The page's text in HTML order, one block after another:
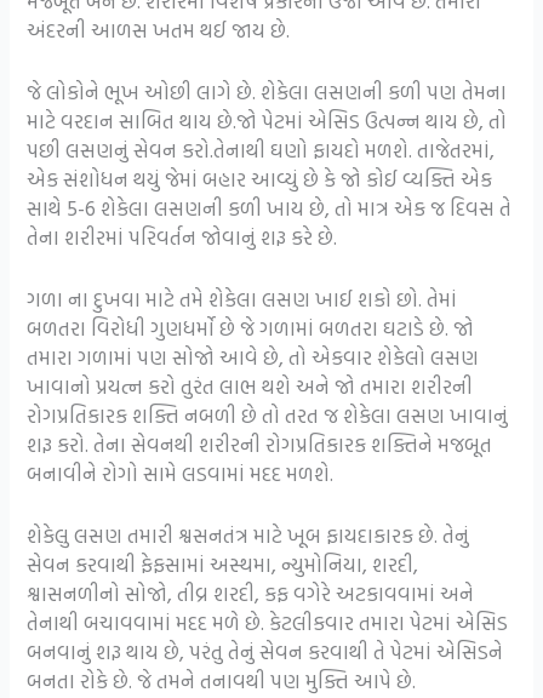
અંદરની આળસ ખતમ થઈ જાય છે.
જે લોકોને ભૂખ ઓછી લાગે છે. શેકેલા લસણની કળી પણ તેમના
માટે વરદાન સાબિત થાય છે.જો પેટમાં એસિડ ઉત્પન્ન થાય છે, તો
પછી લસણનું સેવન કરો.તેનાથી ઘણો ફાયદો મળશે. તાજેતરમાં,
એક સંશોધન થયું જેમાં બહાર આવ્યું છે કે જો કોઈ વ્યક્તિ એક
સાથે 5-6 શેકેલા લસણની કળી ખાય છે, તો માત્ર એક જ દિવસ તે
તેના શરીરમાં પરિવર્તન જોવાનું શરૂ કરે છે.
ગળા ના દુખવા માટે તમે શેકેલા લસણ ખાઈ શકો છો. તેમાં
બળતરા વિરોધી ગુણધર્મો છે જે ગળામાં બળતરા ઘટાડે છે. જો
તમારા ગળામાં પણ સોજો આવે છે, તો એકવાર શેકેલો લસણ
ખાવાનો પ્રયત્ન કરો તુરંત લાભ થશે અને જો તમારા શરીરની
રોગપ્રતિકારક શક્તિ નબળી છે તો તરત જ શેકેલા લસણ ખાવાનું
શરૂ કરો. તેના સેવનથી શરીરની રોગપ્રતિકારક શક્તિને મજબૂત
બનાવીને રોગો સામે લડવામાં મદદ મળશે.
શેકેલુ લસણ તમારી શ્વસનતંત્ર માટે ખૂબ ફાયદાકારક છે. તેનું
સેવન કરવાથી ફેફસામાં અસ્થમા, ન્યુમોનિયા, શરદી,
શ્વાસનળીનો સોજો, તીવ્ર શરદી, કફ વગેરે અટકાવવામાં અને
તેનાથી બચાવવામાં મદદ મળે છે. કેટલીકવાર તમારા પેટમાં એસિડ
બનવાનું શરૂ થાય છે, પરંતુ તેનું સેવન કરવાથી તે પેટમાં એસિડને
બનતા રોકે છે. જે તમને તનાવથી પણ મુક્તિ આપે છે.